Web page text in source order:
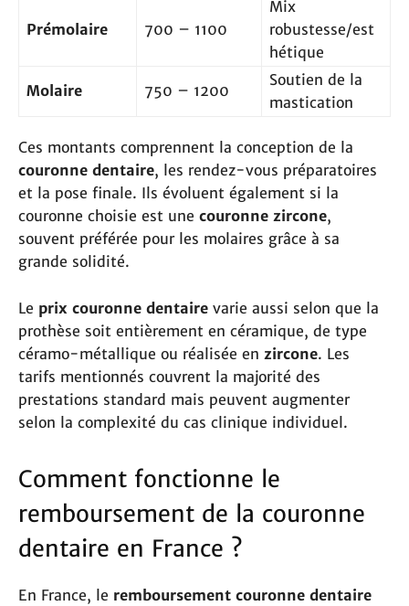
Prémolaire 700 – 1100
Mix
robustesse/est
hétique
Molaire 750 – 1200
Soutien de la
mastication
Ces montants comprennent la conception de la
couronne dentaire, les rendez-vous préparatoires
et la pose finale. Ils évoluent également si la
couronne choisie est une couronne zircone,
souvent préférée pour les molaires grâce à sa
grande solidité.
Le prix couronne dentaire varie aussi selon que la
prothèse soit entièrement en céramique, de type
céramo-métallique ou réalisée en zircone. Les
tarifs mentionnés couvrent la majorité des
prestations standard mais peuvent augmenter
selon la complexité du cas clinique individuel.
Comment fonctionne le
remboursement de la couronne
dentaire en France ?
En France, le remboursement couronne dentaire